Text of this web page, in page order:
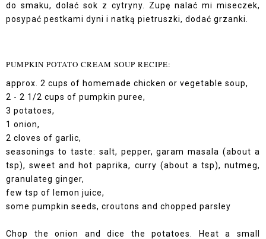
do smaku, dolać sok z cytryny. Zupę nalać mi miseczek,
posypać pestkami dyni i natką pietruszki, dodać grzanki.
PUMPKIN POTATO CREAM SOUP RECIPE:
approx. 2 cups of homemade chicken or vegetable soup,
2 - 2 1/2 cups of pumpkin puree,
3 potatoes,
1 onion,
2 cloves of garlic,
seasonings to taste: salt, pepper, garam masala (about a
tsp), sweet and hot paprika, curry (about a tsp), nutmeg,
granulateg ginger,
few tsp of lemon juice,
some pumpkin seeds, croutons and chopped parsley
Chop the onion and dice the potatoes. Heat a small